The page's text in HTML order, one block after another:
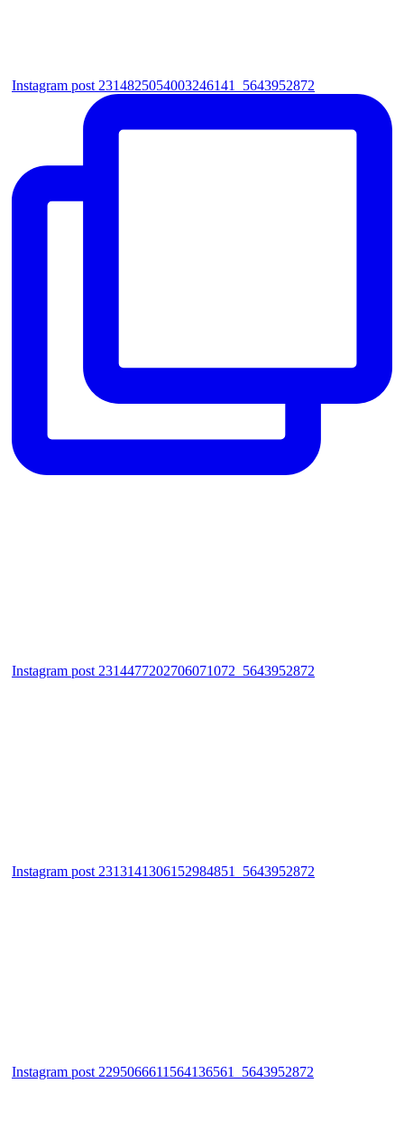
Instagram post 2314825054003246141_5643952872
Instagram post 2314477202706071072_5643952872
Instagram post 2313141306152984851_5643952872
Instagram post 2295066611564136561_5643952872